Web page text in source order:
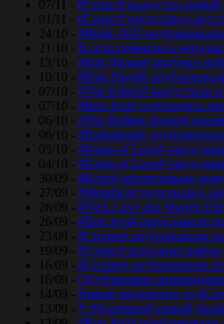
07/11 - #Стинг# выпустил новый
01/11 - #Стинг# представил
24/10 - #Blink-182#
21/10 - В сети появились
13/10 - #Боб Дилан# получил
10/10 - #Pink Floyd#
07/10 - #The Killers# выпустили
07/10 - #Bon Jovi# поделились
06/10 - #The Rolling Stones#
06/10 - #Radiohead#
05/10 - #Kings of Leon#
04/10 - #Kings of Leon#
30/09 - #Korn# презентовали
27/09 - #Metallica# поделились
26/09 - #Nick Cave and Warren
26/09 - #Bon Jovi# представили
23/09 - #Сплин# опубликовали
19/09 - #Стинг# исполнил
16/09 - #Сплин# опубликовали
16/09 - Опубликован
14/09 - Новый видеоклип от
13/09 - У #Scorpions# новый